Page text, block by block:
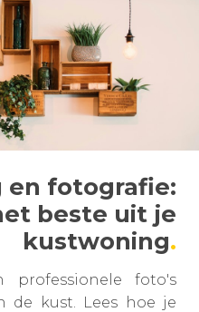
en fotografie:
beste uit je
kustwoning
professionele foto's
de kust. Lees hoe je